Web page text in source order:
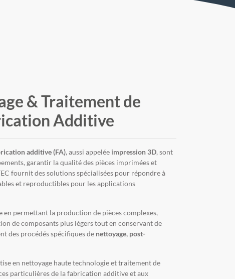
& Traitement de
Additive
additive (FA), aussi appelée impression 3D, sont
garantir la qualité des pièces imprimées et
fournit des solutions spécialisées pour répondre à
et reproductibles pour les applications
en permettant la production de pièces complexes,
de composants plus légers tout en conservant de
des procédés spécifiques de nettoyage, post-
en nettoyage haute technologie et traitement de
particulières de la fabrication additive et aux